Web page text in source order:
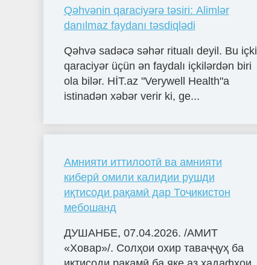
Qəhvənin qaraciyərə təsiri: Alimlər
danılmaz faydanı təsdiqlədi
Qəhvə sadəcə səhər ritualı deyil. Bu içki
qaraciyər üçün ən faydalı içkilərdən biri
ola bilər. HİT.az "Verywell Health"a
istinadən xəbər verir ki, ge...
Амнияти иттилоотӣ ва амнияти
киберӣ омили калидии рушди
иқтисоди рақамӣ дар Тоҷикистон
мебошанд
ДУШАНБЕ, 07.04.2026. /АМИТ
«Ховар»/. Солҳои охир таваҷҷуҳ ба